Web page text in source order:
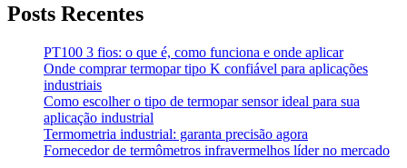
Posts Recentes
PT100 3 fios: o que é, como funciona e onde aplicar
Onde comprar termopar tipo K confiável para aplicações
industriais
Como escolher o tipo de termopar sensor ideal para sua
aplicação industrial
Termometria industrial: garanta precisão agora
Fornecedor de termômetros infravermelhos líder no mercado